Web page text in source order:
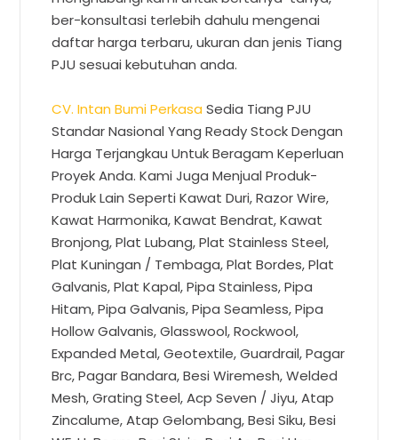
ber-konsultasi terlebih dahulu mengenai
daftar harga terbaru, ukuran dan jenis Tiang
PJU sesuai kebutuhan anda.
CV. Intan Bumi Perkasa Sedia Tiang PJU
Standar Nasional Yang Ready Stock Dengan
Harga Terjangkau Untuk Beragam Keperluan
Proyek Anda. Kami Juga Menjual Produk-
Produk Lain Seperti Kawat Duri, Razor Wire,
Kawat Harmonika, Kawat Bendrat, Kawat
Bronjong, Plat Lubang, Plat Stainless Steel,
Plat Kuningan / Tembaga, Plat Bordes, Plat
Galvanis, Plat Kapal, Pipa Stainless, Pipa
Hitam, Pipa Galvanis, Pipa Seamless, Pipa
Hollow Galvanis, Glasswool, Rockwool,
Expanded Metal, Geotextile, Guardrail, Pagar
Brc, Pagar Bandara, Besi Wiremesh, Welded
Mesh, Grating Steel, Acp Seven / Jiyu, Atap
Zincalume, Atap Gelombang, Besi Siku, Besi